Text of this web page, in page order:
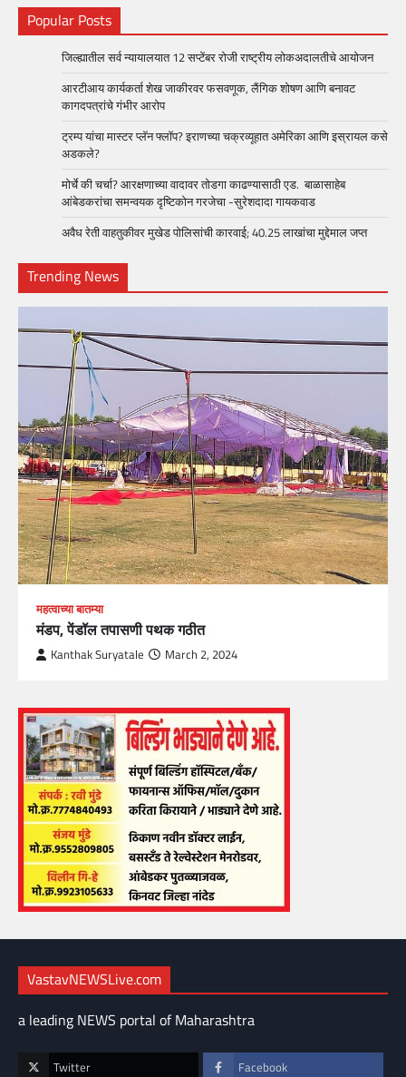
Popular Posts
जिल्ह्यातील सर्व न्यायालयात 12 सप्टेंबर रोजी राष्ट्रीय लोकअदालतीचे आयोजन
आरटीआय कार्यकर्ता शेख जाकीरवर फसवणूक, लैंगिक शोषण आणि बनावट
कागदपत्रांचे गंभीर आरोप
ट्रम्प यांचा मास्टर प्लॅन फ्लॉप? इराणच्या चक्रव्यूहात अमेरिका आणि इस्रायल कसे
अडकले?
मोर्चे की चर्चा? आरक्षणाच्या वादावर तोडगा काढण्यासाठी एड. बाळासाहेब
आंबेडकरांचा समन्वयक दृष्टिकोन गरजेचा -सुरेशदादा गायकवाड
अवैध रेती वाहतुकीवर मुखेड पोलिसांची कारवाई; 40.25 लाखांचा मुद्देमाल जप्त
Trending News
महत्वाच्या बातम्या
मंडप, पेंडॉल तपासणी पथक गठीत
Kanthak Suryatale March 2, 2024
VastavNEWSLive.com
a leading NEWS portal of Maharashtra
Twitter Facebook